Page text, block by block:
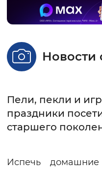
Монохромный
Новости
Пели, пекли и
праздники
старшего
Испечь